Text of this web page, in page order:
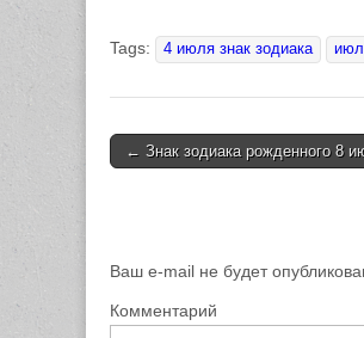
Tags: 4 июля знак зодиака
Post navigation
← Знак зодиака рожденного 8
Ваш e-mail не будет
Комментарий